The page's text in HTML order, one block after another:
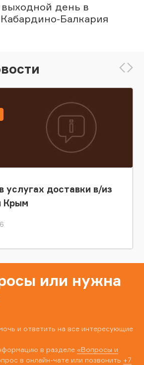
выходной день в
Балкария
услугах доставки в/из
Крым
или нужна
и ответить на все интересующие
в разделе «Вопросы и
в онлайн-чате или позвонить +7